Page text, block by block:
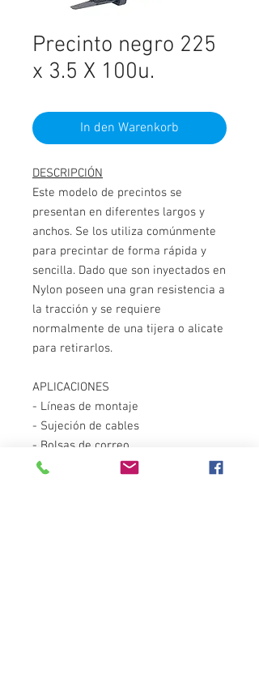
Precinto negro 225
x 3.5 X 100u.
In den Warenkorb
DESCRIPCIÓN
Este modelo de precintos se
presentan en diferentes largos y
anchos. Se los utiliza comúnmente
para precintar de forma rápida y
sencilla. Dado que son inyectados en
Nylon poseen una gran resistencia a
la tracción y se requiere
normalmente de una tijera o alicate
para retirarlos.
APLICACIONES
- Líneas de montaje
- Sujeción de cables
- Bolsas de correo